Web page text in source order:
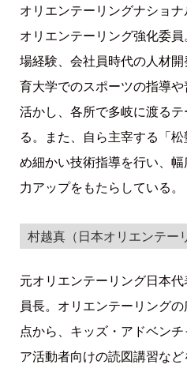
オリエンテーリングナショ
オリエンテーリング強化委
場経験、会社員時代の人材
育大学でのスポーツの指導
活かし、各所で多岐に渡る
る。また、自ら主宰する「
め細かい技術指導を行い、
力アップをもたらしている。
村越真（日本オリエンテー
元オリエンテーリング日本
員長。オリエンテーリング
点から、キッズ・アドベン
ア活動者向けの読図講習な